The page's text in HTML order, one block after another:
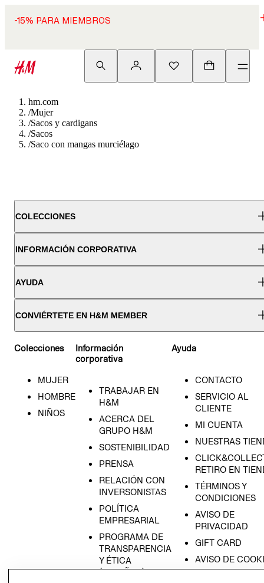
-15% PARA MIEMBROS
hm.com
/Mujer
/Sacos y cardigans
/Sacos
/Saco con mangas murciélago
COLECCIONES
INFORMACIÓN CORPORATIVA
AYUDA
CONVIÉRTETE EN H&M MEMBER
Colecciones
MUJER
HOMBRE
NIÑOS
Información
corporativa
TRABAJAR EN
H&M
ACERCA DEL
GRUPO H&M
SOSTENIBILIDAD
PRENSA
RELACIÓN CON
INVERSONISTAS
POLÍTICA
EMPRESARIAL
PROGRAMA DE
TRANSPARENCIA
Y ÉTICA
(ESPAÑOL)
Ayuda
CONTACTO
SERVICIO AL
CLIENTE
MI CUENTA
NUESTRAS
RETIRO EN
TÉRMINOS Y
CONDICIONES
AVISO DE
PRIVACIDAD
GIFT CARD
AVISO DE